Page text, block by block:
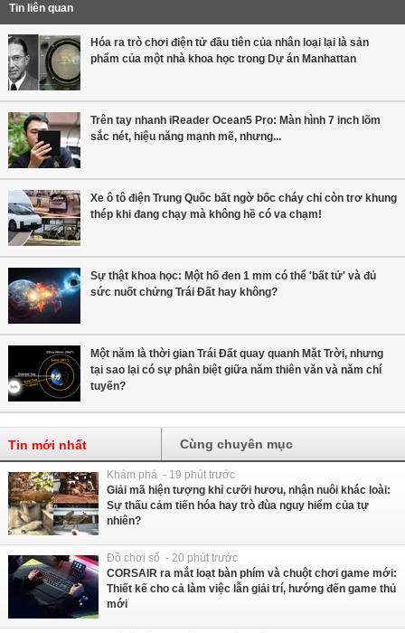
Tin liên quan
Hóa ra trò chơi điện tử đầu tiên của nhân loại lại là sản
phẩm của một nhà khoa học trong Dự án Manhattan
Trên tay nhanh iReader Ocean5 Pro: Màn hình 7 inch lõm
sắc nét, hiệu năng mạnh mẽ, nhưng...
Xe ô tô điện Trung Quốc bất ngờ bốc cháy chỉ còn trơ khung
thép khi đang chạy mà không hề có va chạm!
Sự thật khoa học: Một hố đen 1 mm có thể 'bất tử' và đủ
sức nuốt chửng Trái Đất hay không?
Một năm là thời gian Trái Đất quay quanh Mặt Trời, nhưng
tại sao lại có sự phân biệt giữa năm thiên văn và năm chí
tuyến?
Tin mới nhất Cùng chuyên mục
Khám phá - 19 phút trước
Giải mã hiện tượng khỉ cưỡi hươu, nhận nuôi khác loài:
Sự thấu cảm tiến hóa hay trò đùa nguy hiểm của tự
nhiên?
Đồ chơi số - 20 phút trước
CORSAIR ra mắt loạt bàn phím và chuột chơi game mới:
Thiết kế cho cả làm việc lẫn giải trí, hướng đến game thủ
mới